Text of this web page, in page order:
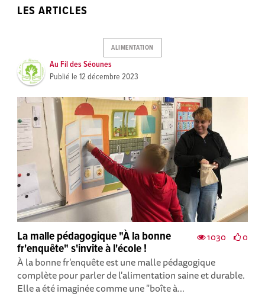
LES ARTICLES
ALIMENTATION
Au Fil des Séounes
Publié le 12 décembre 2023
1030 0
La malle pédagogique "À la bonne
fr'enquête" s'invite à l'école !
À la bonne fr’enquête est une malle pédagogique
complète pour parler de l'alimentation saine et durable.
Elle a été imaginée comme une "boîte à...